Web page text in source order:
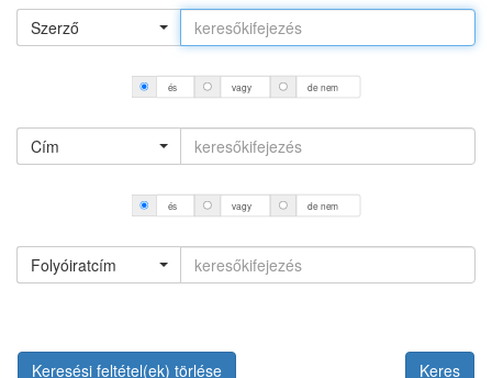
Szerző
és vagy de nem
Cím
és vagy de nem
Folyóiratcím
Keresési feltétel(ek) törlése